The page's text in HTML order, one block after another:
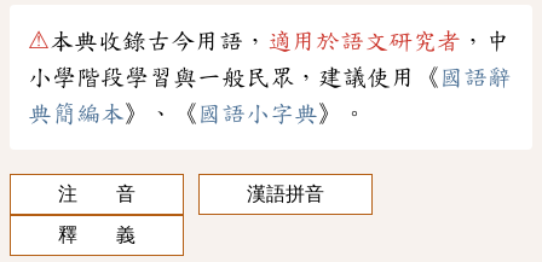
⚠本典收錄古今用語， 適用於語文研究者 ，中
小學階段學習與一般民眾，建議使用《 國語辭
典簡編本》、《 國語小字典》。
注 音
漢語拼音
釋 義